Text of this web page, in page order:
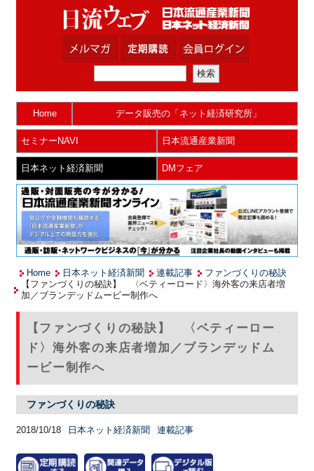
Home データ販売の「ネット経済研究所」
セミナーNAVI 日本流通産業新聞
日本ネット経済新聞 DMフェア
Home 日本ネット経済新聞 連載記事
ファンづくりの秘訣
【ファンづくりの秘訣】 〈ベティーロード〉海外客の来店者増
加／ブランデッドムービー制作へ
【ファンづくりの秘訣】 〈ベティーロー
ド〉海外客の来店者増加／ブランデッドム
ービー制作へ
ファンづくりの秘訣
2018/10/18 日本ネット経済新聞 連載記事